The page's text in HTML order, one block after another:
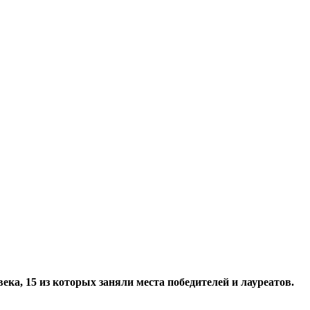
15 из которых заняли места победителей и лауреатов.